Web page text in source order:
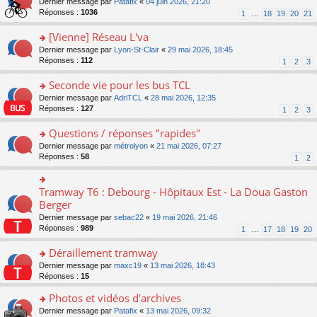
nt
s
ré
e
nt
n
lu
le
pl
u
s
ré
e
nt
e
n
o
n
lu
le
pl
u
s
ré
c
nt
e
s
s
a
g
e
n
lu
le
pl
u
s
ré
nt
n
s
ult
er
le
m
e
s
s
a
g
n
o
n
lu
le
u
s
ré
nt
Réponses : 1036 1 18 19 20 21
o
n
s
ult
er
le
m
e
s
s
a
g
e
n
o
n
lu
le
pl
u
s
ré
c
nt
[Vienne] Réseau L'va
Dernier message par Lyon-St-Clair « 29 mai 2026, 18:45
Réponses : 112 1 2 3
o
n
s
ult
er
le
m
e
s
a
g
e
n
lu
le
pl
u
s
Seconde vie pour les bus TCL
Dernier message par AdriTCL « 28 mai 2026, 12:35
Réponses : 127 1 2 3
o
n
s
ult
er
le
m
e
s
s
a
g
e
n
o
n
Questions / réponses "rapides"
Dernier message par métrolyon « 21 mai 2026, 07:27
Réponses : 58 1 2
o
n
ult
er
le
m
e
s
s
a
g
Tramway T6 : Debourg - Hôpitaux Est - La Doua Gaston
Berger
Dernier message par sebac22 « 19 mai 2026, 21:46
Réponses : 989 1 17 18 19 20
o
n
s
ult
er
Déraillement tramway
Dernier message par maxc19 « 13 mai 2026, 18:43
Réponses : 15
o
Photos et vidéos d'archives
Dernier message par Patafix « 13 mai 2026, 09:32